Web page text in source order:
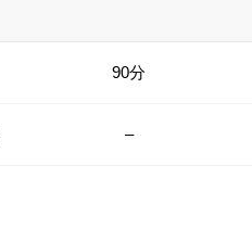
90分
–